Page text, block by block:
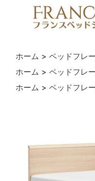
ホーム > ベッドフレ
ホーム > ベッドフレ
ホーム > ベッドフレ